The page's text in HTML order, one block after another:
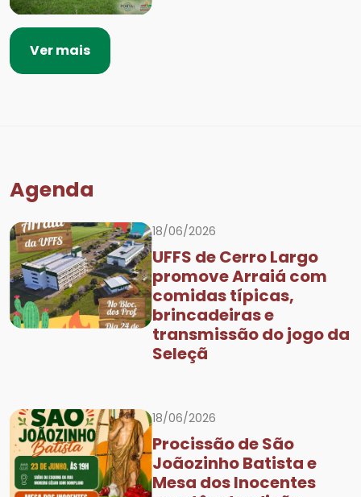
Ver mais
Agenda
18/06/2026
UFFS de Cerro Largo
promove Arraiá com
comidas típicas,
brincadeiras e
transmissão do jogo da
Seleçã
18/06/2026
Procissão de São
Joãozinho Batista e
Mesa dos Inocentes